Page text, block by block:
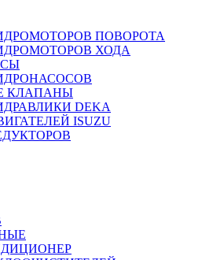
ПОВОРОТА
ХОДА
КЛАПАНЫ
DEKA
ISUZU